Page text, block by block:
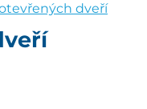
dveří